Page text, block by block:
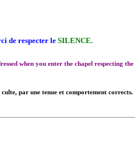
de respecter le SILENCE.
when you enter the chapel respecting the
culte, par une tenue et comportement corrects.